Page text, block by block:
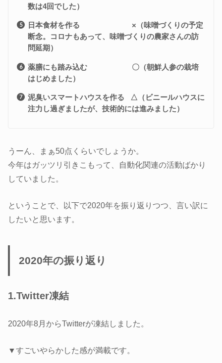
数は4回でした）
日本食材を作る ×（味噌づくりの予定
断念。コロナもあって、味噌づくりの農家さんの訪
問延期）
薬膳にも踏み込む 〇（朝鮮人参の栽培
はじめました）
泥臭いスマートハウスを作る △（ビニールハウスに
注力し過ぎましたが、技術的には進みました）
うーん、まぁ50点くらいでしょうか。
今年はガッツリ引きこもって、自動化関連の活動ばかり
していました。
ということで、以下で2020年を振り返りつつ、言い訳に
したいと思います。
2020年の振り返り
1.Twitter凍結
2020年8月からTwitterが凍結しました。
▼すごいやらかした感が満載です。